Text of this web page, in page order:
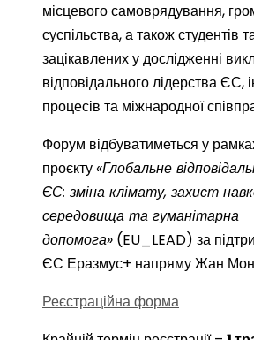
місцевого самоврядування,
суспільства, а також студентів
зацікавлених у дослідженні
відповідального лідерства ЄС,
процесів та міжнародної
Форум відбуватиметься у
проєкту«Глобальне
ЄС: зміна клімату, захист
середовища та гуманітарна
допомога» (EU_LEAD) за
ЄС Еразмус+ напряму Жан
Реєстраційна форма